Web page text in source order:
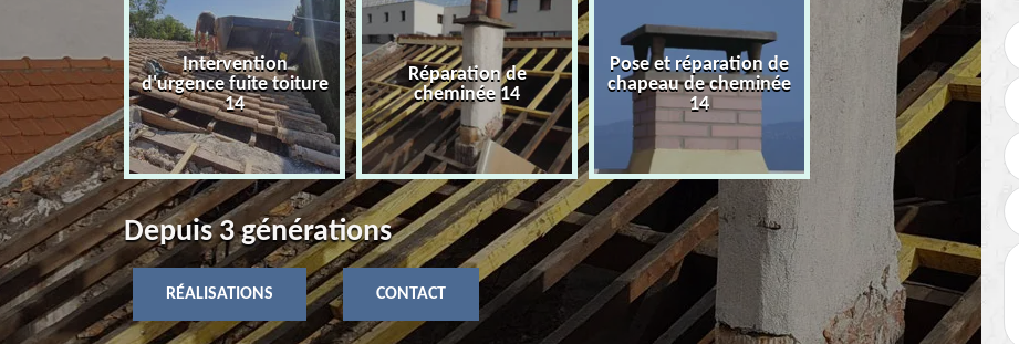
de
14
Intervention
d'urgence fuite toiture
14
Réparation de
cheminée 14
Pose et réparation de
chapeau de cheminée
14
Tubage de cheminée
14
Depuis 3 générations
RÉALISATIONS CONTACT